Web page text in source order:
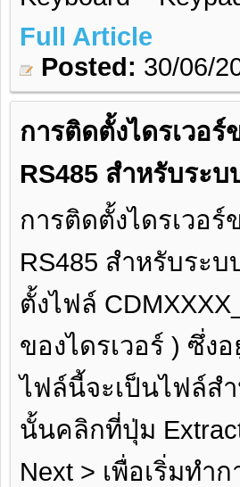
Full Article
Posted: 30/06/
การติดตั้งไดรเวอ
RS485 สำหรับระ
การติดตั้งไดรเวอ
RS485 สำหรับระ
ตั้งไฟล์
ของไดรเวอร์ ) ซึ่ง
ไฟล์นี้จะเป็นไฟล์ส
นั้นคลิกที่ปุ่ม
Next > เพื่อเริ่มทำ